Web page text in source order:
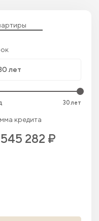
30 лет
кредита
282 ₽